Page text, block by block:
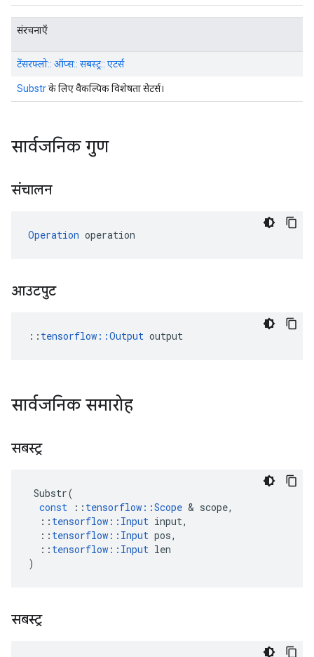
संरचनाएँ
टेंसरफ्लो:: ऑप्स:: सबस्ट्र:: एटर्स
Substrके लिए वैकल्पिक विशेषता सेटर्स।
सार्वजनिक गुण
संचालन
Operation operation
आउटपुट
:: tensorflow::Output output
सार्वजनिक समारोह
सबस्ट्र
Substr(
const
:: tensorflow ::Scope & scope,
:: tensorflow :: Input input,
:: tensorflow :: Input pos,
:: tensorflow :: Input len
)
सबस्ट्र